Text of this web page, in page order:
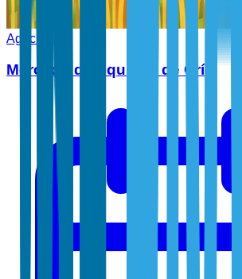
Agricultura
Mercado de Equipos de Cría